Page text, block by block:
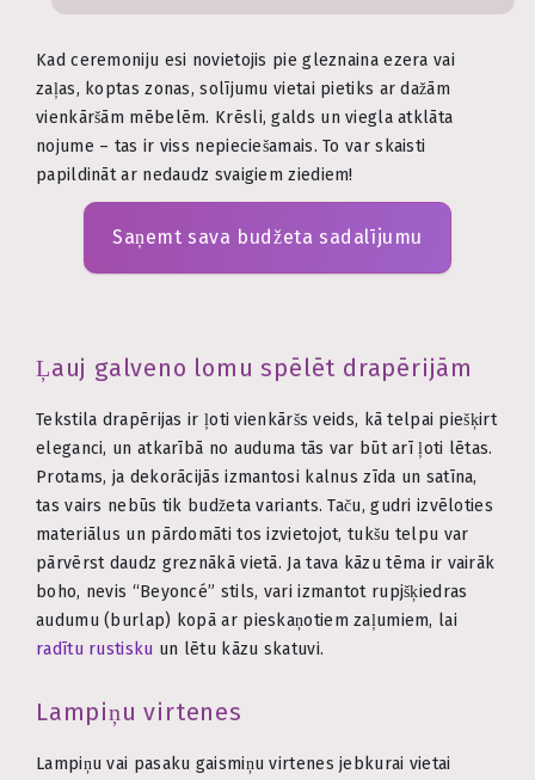
Kad ceremoniju esi novietojis pie gleznaina ezera vai
zaļas, koptas zonas, solījumu vietai pietiks ar dažām
vienkāršām mēbelēm. Krēsli, galds un viegla atklāta
nojume – tas ir viss nepieciešamais. To var skaisti
papildināt ar nedaudz svaigiem ziediem!
Saņemt sava budžeta sadalījumu
Ļauj galveno lomu spēlēt drapērijām
Tekstila drapērijas ir ļoti vienkāršs veids, kā telpai piešķirt
eleganci, un atkarībā no auduma tās var būt arī ļoti lētas.
Protams, ja dekorācijās izmantosi kalnus zīda un satīna,
tas vairs nebūs tik budžeta variants. Taču, gudri izvēloties
materiālus un pārdomāti tos izvietojot, tukšu telpu var
pārvērst daudz greznākā vietā. Ja tava kāzu tēma ir vairāk
boho, nevis “Beyoncé” stils, vari izmantot rupjšķiedras
audumu (burlap) kopā ar pieskaņotiem zaļumiem, lai
radītu rustisku un lētu kāzu skatuvi.
Lampiņu virtenes
Lampiņu vai pasaku gaismiņu virtenes jebkurai vietai